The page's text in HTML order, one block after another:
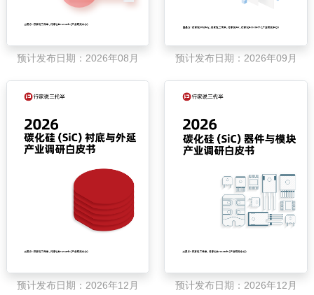
预计发布日期：2026年08月 预计发布日期：2026年09月
预计发布日期：2026年12月 预计发布日期：2026年12月